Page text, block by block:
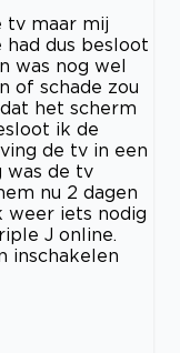
tv maar mij
dus besloot
was nog wel
of schade zou
het scherm
ik de
de tv in een
was de tv
nu 2 dagen
weer iets nodig
J online.
inschakelen